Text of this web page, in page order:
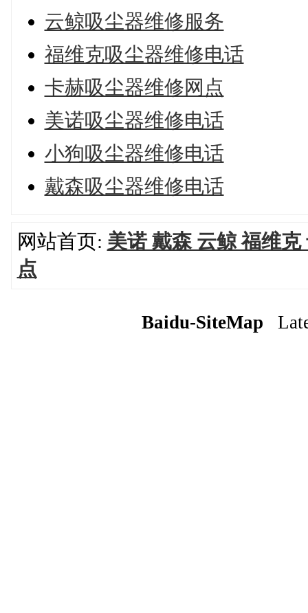
云鲸吸尘器维修服务
福维克吸尘器维修电话
卡赫吸尘器维修网点
美诺吸尘器维修电话
小狗吸尘器维修电话
戴森吸尘器维修电话
网站首页: 美诺 戴森 云鲸 福维
点
Baidu-SiteMap